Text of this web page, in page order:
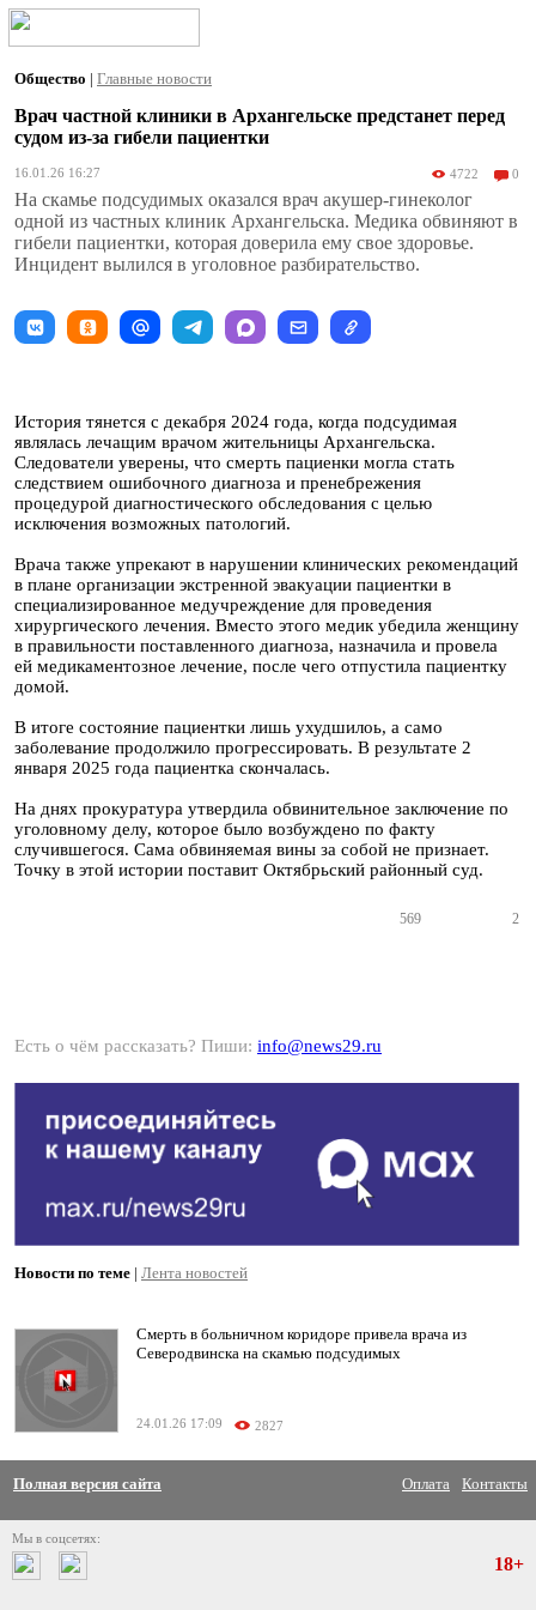
Общество | Главные новости
Врач частной клиники в Архангельске предстанет перед
судом из-за гибели пациентки
16.01.26 16:27 4722 0
На скамье подсудимых оказался врач акушер-гинеколог
одной из частных клиник Архангельска. Медика обвиняют в
гибели пациентки, которая доверила ему свое здоровье.
Инцидент вылился в уголовное разбирательство.
История тянется с декабря 2024 года, когда подсудимая
являлась лечащим врачом жительницы Архангельска.
Следователи уверены, что смерть пациенки могла стать
следствием ошибочного диагноза и пренебрежения
процедурой диагностического обследования с целью
исключения возможных патологий.
Врача также упрекают в нарушении клинических рекомендаций
в плане организации экстренной эвакуации пациентки в
специализированное медучреждение для проведения
хирургического лечения. Вместо этого медик убедила женщину
в правильности поставленного диагноза, назначила и провела
ей медикаментозное лечение, после чего отпустила пациентку
домой.
В итоге состояние пациентки лишь ухудшилоь, а само
заболевание продолжило прогрессировать. В результате 2
января 2025 года пациентка скончалась.
На днях прокуратура утвердила обвинительное заключение по
уголовному делу, которое было возбуждено по факту
случившегося. Сама обвиняемая вины за собой не признает.
Точку в этой истории поставит Октябрьский районный суд.
569 2
Есть о чём рассказать? Пиши: info@news29.ru
Новости по теме | Лента новостей
Смерть в больничном коридоре привела врача из
Северодвинска на скамью подсудимых
24.01.26 17:09 2827
Полная версия сайта Оплата Контакты
Мы в соцсетях:
18+